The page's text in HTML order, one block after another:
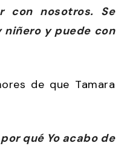
con nosotros. Se
niñero y puede con
de que Tamara
qué Yo acabo de